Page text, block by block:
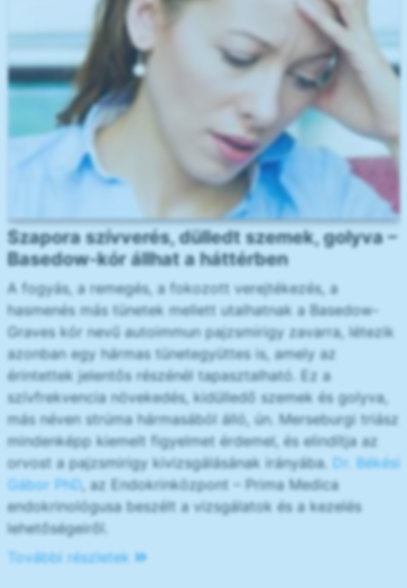
Szapora szívverés, dülledt szemek, golyva –
Basedow-kór állhat a háttérben
A fogyás, a remegés, a fokozott verejtékezés, a
hasmenés más tünetek mellett utalhatnak a Basedow-
Graves kór nevű autoimmun pajzsmirigy zavarra, létezik
azonban egy hármas tünetegyüttes is, amely az
érintettek jelentős részénél tapasztalható. Ez a
szívfrekvencia növekedés, kidülledő szemek és golyva,
más néven strúma hármasából álló, ún. Merseburgi triász
mindenképp kiemelt figyelmet érdemel, és elindítja az
orvost a pajzsmirigy kivizsgálásának irányába. Dr. Békési
Gábor PhD, az Endokrinközpont – Prima Medica
endokrinológusa beszélt a vizsgálatok és a kezelés
lehetőségeiről.
További részletek